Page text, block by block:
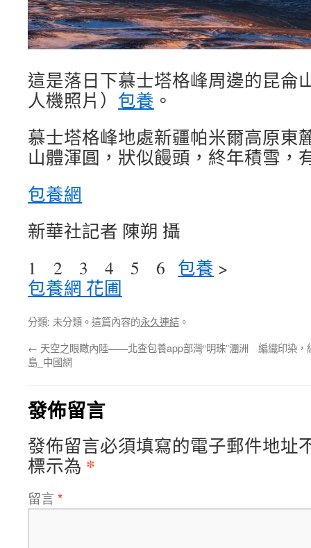
這是落日下慕士塔格峰周邊的昆侖
人機照片） 包養 。
慕士塔格峰地處新疆帕米爾高原東
山體渾圓，狀似饅頭，終年積雪，
包養網
新華社記者 陳朔 攝
1 2 3 4 5 6 包養 >
包養網 花圃
分類: 未分類。這篇內容的永久連結 。
← 天空之眼瞰內陸——北查包養app部灣“明珠”潿洲
島_中國網
編織印染，
發佈留言
發佈留言必須填寫的電子郵件地址
標示為 *
留言 *